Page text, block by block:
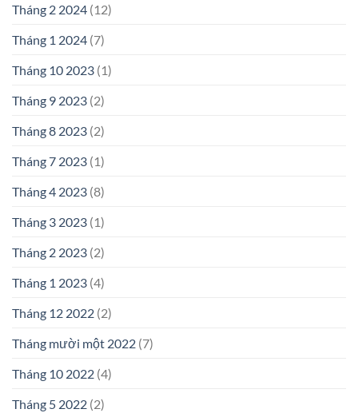
Tháng 2 2024 (12)
Tháng 1 2024 (7)
Tháng 10 2023 (1)
Tháng 9 2023 (2)
Tháng 8 2023 (2)
Tháng 7 2023 (1)
Tháng 4 2023 (8)
Tháng 3 2023 (1)
Tháng 2 2023 (2)
Tháng 1 2023 (4)
Tháng 12 2022 (2)
Tháng mười một 2022 (7)
Tháng 10 2022 (4)
Tháng 5 2022 (2)